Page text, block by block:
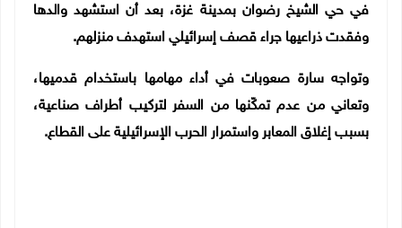
في حي الشيخ رضوان بمدينة غزة، بعد أن استشهد والدها
وفقدت ذراعيها جراء قصف إسرائيلي استهدف منزلهم.
وتواجه سارة صعوبات في أداء مهامها باستخدام قدميها،
وتعاني من عدم تمكّنها من السفر لتركيب أطراف صناعية،
بسبب إغلاق المعابر واستمرار الحرب الإسرائيلية على القطاع.